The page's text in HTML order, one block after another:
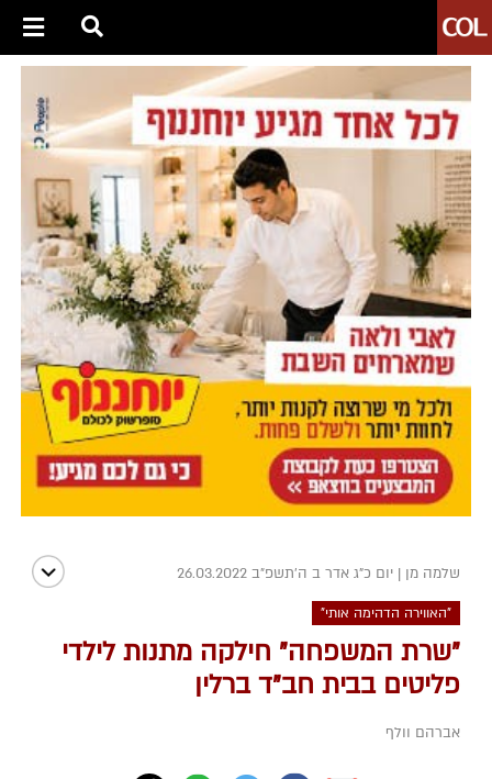
שלמה מן | יום כ"ג אדר ב ה׳תשפ״ב 26.03.2022
"האווירה הדהימה אותי"
"שרת המשפחה" חילקה מתנות לילדי
פליטים בבית חב"ד ברלין
אברהם וולף